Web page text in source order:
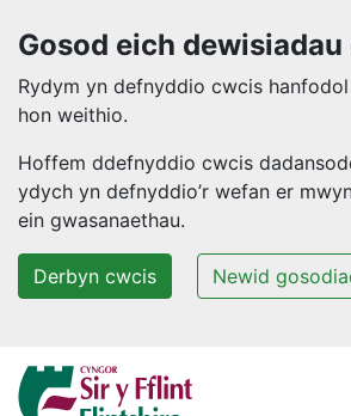
Gosod eich
Rydym yn defnyddio cwcis hanfodol
hon weithio.
Hoffem ddefnyddio cwcis
ydych yn defnyddio’r wefan er
ein gwasanaethau.
Derbyn cwcis Newid
Neidio i'r prif gynnwys